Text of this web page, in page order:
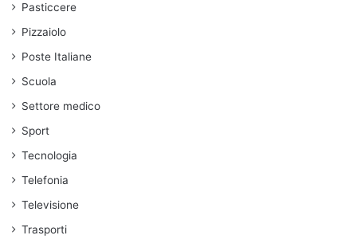
Pasticcere
Pizzaiolo
Poste Italiane
Scuola
Settore medico
Sport
Tecnologia
Telefonia
Televisione
Trasporti